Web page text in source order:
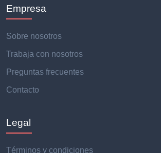
Empresa
Sobre nosotros
Trabaja con nosotros
Preguntas frecuentes
Contacto
Legal
Términos y condiciones